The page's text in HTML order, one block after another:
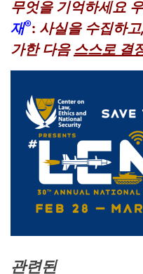
무엇을 기억하세요
재®: 사실을 수집하
가한 다음 스스로 결
관련된